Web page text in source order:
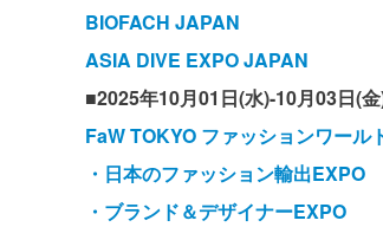
BIOFACH JAPAN
ASIA DIVE EXPO JAPAN
■2025年10月01日(水)-10月03日(
FaW TOKYO ファッションワール
・日本のファッション輸出EXPO
・ブランド＆デザイナーEXPO